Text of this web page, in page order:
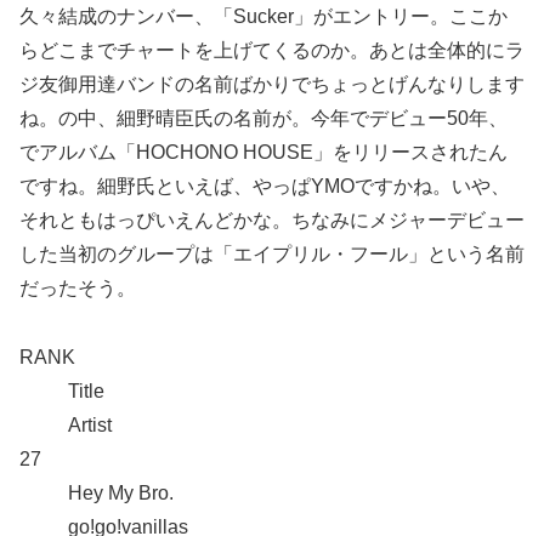
久々結成のナンバー、「Sucker」がエントリー。ここか
らどこまでチャートを上げてくるのか。あとは全体的にラ
ジ友御用達バンドの名前ばかりでちょっとげんなりします
ね。の中、細野晴臣氏の名前が。今年でデビュー50年、
でアルバム「HOCHONO HOUSE」をリリースされたん
ですね。細野氏といえば、やっぱYMOですかね。いや、
それともはっぴいえんどかな。ちなみにメジャーデビュー
した当初のグループは「エイプリル・フール」という名前
だったそう。
RANK
Title
Artist
27
Hey My Bro.
go!go!vanillas